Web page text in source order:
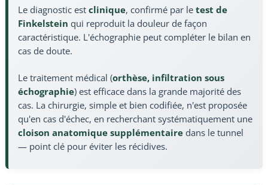
Le diagnostic est clinique, confirmé par le test de
Finkelstein qui reproduit la douleur de façon
caractéristique. L'échographie peut compléter le bilan en
cas de doute.
Le traitement médical (orthèse, infiltration sous
échographie) est efficace dans la grande majorité des
cas. La chirurgie, simple et bien codifiée, n'est proposée
qu'en cas d'échec, en recherchant systématiquement une
cloison anatomique supplémentairedans le tunnel
— point clé pour éviter les récidives.